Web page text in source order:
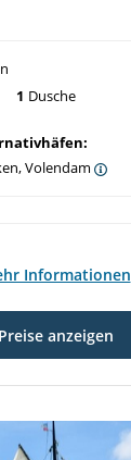
1 Dusche
Volendam
Informationen
Preise anzeigen